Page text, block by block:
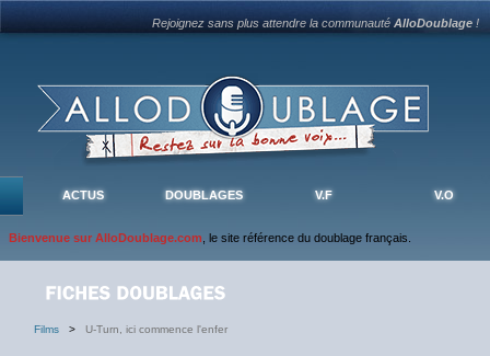
Rejoignez sans plus attendre la communautéAlloDoublage !
ACTUS DOUBLAGES V.F V.O
Bienvenue sur AlloDoublage.com , le site référence du doublage français.
Films > U-Turn, ici commence l'enfer